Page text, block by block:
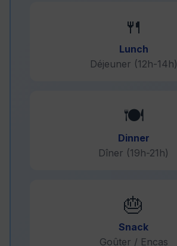
🍴
Lunch
Déjeuner (12h-14h)
🍽
Dinner
Dîner (19h-21h)
🎂
Snack
Goûter / Encas